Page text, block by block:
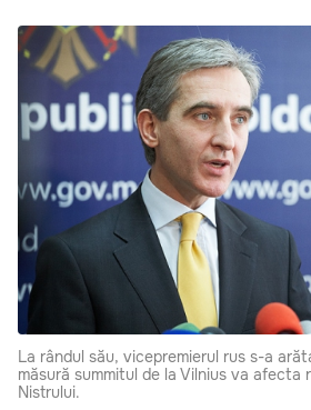
La rândul său, vicepremierul rus s-a
măsură summitul de la Vilnius va afecta
Nistrului.